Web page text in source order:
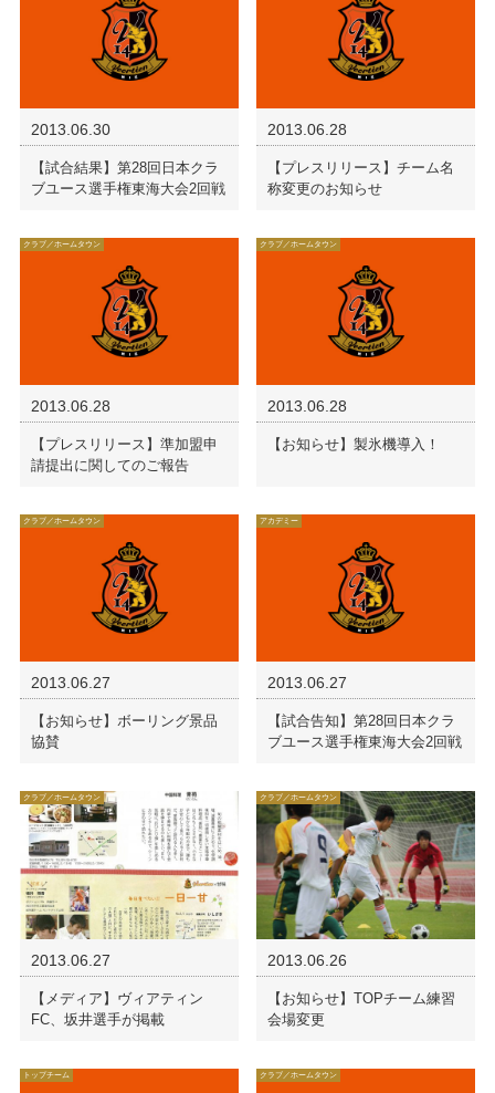
2013.06.30
【試合結果】第28回日本クラ
ブユース選手権東海大会2回戦
2013.06.28
【プレスリリース】チーム名
称変更のお知らせ
クラブ／ホームタウン
2013.06.28
【プレスリリース】準加盟申
請提出に関してのご報告
クラブ／ホームタウン
2013.06.28
【お知らせ】製氷機導入！
クラブ／ホームタウン
2013.06.27
【お知らせ】ボーリング景品
協賛
アカデミー
2013.06.27
【試合告知】第28回日本クラ
ブユース選手権東海大会2回戦
クラブ／ホームタウン
2013.06.27
【メディア】ヴィアティン
FC、坂井選手が掲載
クラブ／ホームタウン
2013.06.26
【お知らせ】TOPチーム練習
会場変更
トップチーム クラブ／ホームタウン